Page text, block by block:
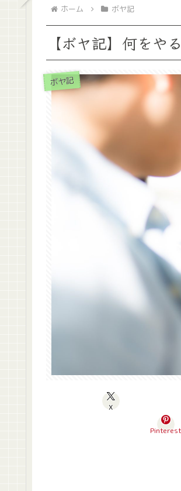
ホーム ボヤ記
【ボヤ記】何を
ボヤ記
X
Pinterest